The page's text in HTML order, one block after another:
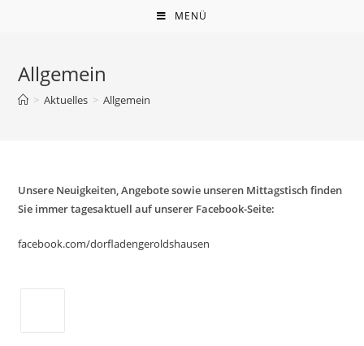
MENÜ
Allgemein
> Aktuelles > Allgemein
Unsere Neuigkeiten, Angebote sowie unseren Mittagstisch finden
Sie immer tagesaktuell auf unserer Facebook-Seite:
facebook.com/dorfladengeroldshausen